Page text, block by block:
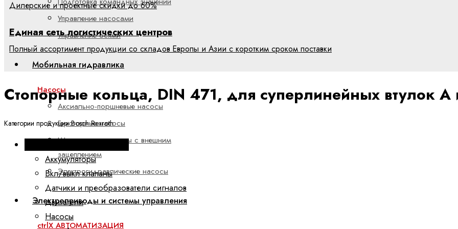
Управление насосами
Управление осями
Мобильная гидравлика
Насосы
Аксиально-поршневые насосы
Героторные насосы
Шестеренные насосы с внешним
зацеплением
Электрогидравлические насосы
Электроприводы и системы управления
ctrlX АВТОМАТИЗАЦИЯ
Дилерские и проектные скидки до 60%
Единая сеть логистических центров
Полный ассортимент продукции со складов Европы и Азии с коротким сроком поставки
Стопорные кольца, DIN 471, для суперлинейных втулок A
Категории продукции Bosch Rexroth
Аккумуляторы
Вкл/выкл клапаны
Датчики и преобразователи сигналов
Двигатели
Насосы